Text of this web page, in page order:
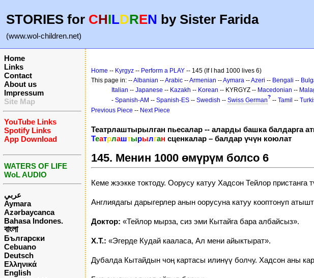
STORIES for CHILDREN by Sister Farida
(www.wol-children.net)
Home
Links
Contact
About us
Impressum
Site Map
YouTube Links
Spotify Links
App Download
WATERS OF LIFE
WoL AUDIO
عربي
Aymara
Azərbaycanca
Bahasa Indones.
বাংলা
Български
Cebuano
Deutsch
Ελληνικά
English
Home -- Kyrgyz -- Perform a PLAY -- 145 (If I had 1000 lives 6)
This page in: --Albanian --Arabic --Armenian --Aymara --Azeri -- Bengali --
Italian -- Japanese -- Kazakh -- Korean -- KYRGYZ -- Macedonian --
- Spanish-AM -- Spanish-ES -- Swedish -- Swiss German? -- Tamil --
Previous Piece -- Next Piece
Театрлаштырылган пьесалар -- аларды башка балдарга
Театрлаштырылган сценкалар – балдар үчүн коюлат
145. Менин 1000 өмүрүм болсо 6
Кеме жээкке токтоду. Оорусу катуу Хадсон Тейлор пристанга
Англиядагы дарыгерлер анын оорусуна катуу кооптонуп
Доктор: «Тейлор мырза, сиз эми Кытайга бара албайсыз».
Х.Т.: «Эгерде Кудай кааласа, Ал мени айыктырат».
Дубалда Кытайдын чоң картасы илинүү болчу. Хадсон аны